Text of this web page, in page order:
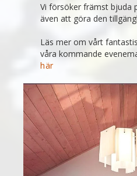
Vi försöker främst bjuda
även att göra den
Läs mer om vårt
våra kommande
här